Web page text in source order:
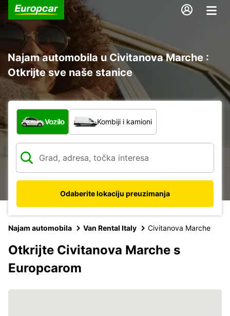
Najam automobila u Civitanova Marche :
Otkrijte sve naše stanice
Koja vrsta vozila?
Vozilo Kombiji i kamioni
Odaberite lokaciju preuzimanja
Najam automobila Van Rental Italy Civitanova Marche
Otkrijte Civitanova Marche s
Europcarom